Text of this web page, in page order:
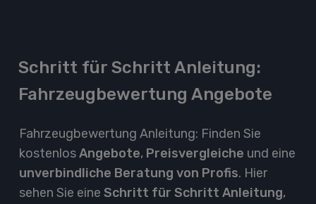
Schritt für Schritt Anleitung:
Fahrzeugbewertung Angebote
Fahrzeugbewertung Anleitung: Finden Sie
kostenlosAngebote, Preisvergleiche und eine
unverbindliche Beratung von Profis. Hier
sehen Sie eine Schritt für Schritt Anleitung,